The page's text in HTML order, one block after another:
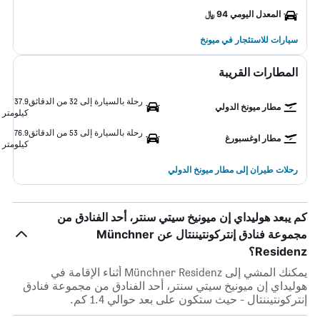
المعدل اليومي 94 ﷼
سيارات للاستئجار في ميونخ
المطارات القريبة
مطار ميونخ الدولي
رحلة بالسيارة إلى 32 من الدقائق
37.9
كيلومتر
مطار اوغسبورغ
رحلة بالسيارة إلى 53 من الدقائق
76.9
كيلومتر
رحلات طيران إلى مطار ميونخ الدولي
كم يبعد هوليداي إن ميونيخ سيتي سنتر، أحد الفنادق من
مجموعة فنادق إنتركونتيننتال عن Münchner
Residenz؟
يمكنك المشي إلى Münchner Residenz أثناء الإقامة في
هوليداي إن ميونيخ سيتي سنتر، أحد الفنادق من مجموعة فنادق
إنتركونتيننتال - حيث ستكون على بعد حوالي 1.4 كم.